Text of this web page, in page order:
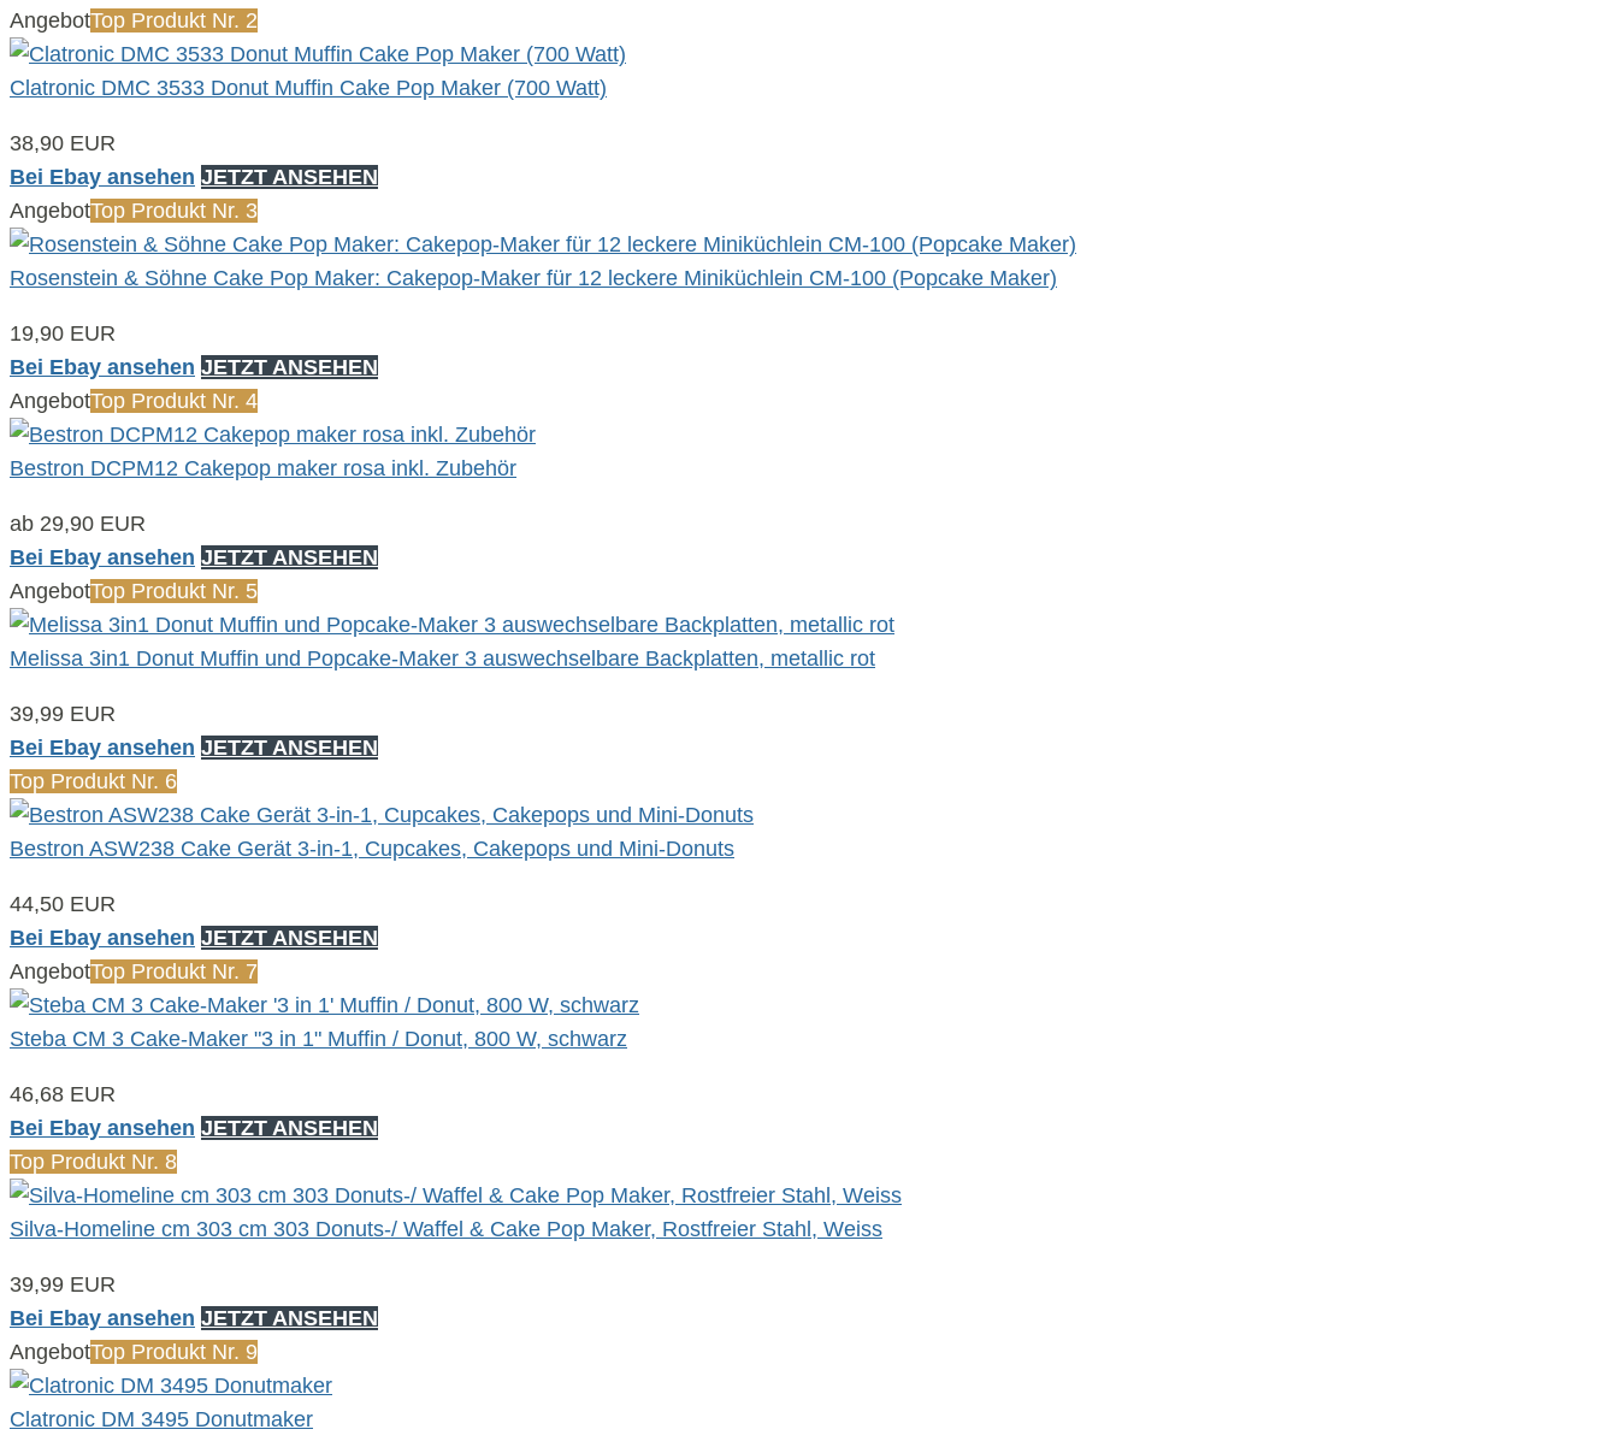
AngebotTop Produkt Nr. 2
Clatronic DMC 3533 Donut Muffin Cake Pop Maker (700 Watt)
38,90 EUR
Bei Ebay ansehen JETZT ANSEHEN
AngebotTop Produkt Nr. 3
Rosenstein & Söhne Cake Pop Maker: Cakepop-Maker für 12 leckere Miniküchlein CM-100 (Popcake Maker)
19,90 EUR
Bei Ebay ansehen JETZT ANSEHEN
AngebotTop Produkt Nr. 4
Bestron DCPM12 Cakepop maker rosa inkl. Zubehör
ab 29,90 EUR
Bei Ebay ansehen JETZT ANSEHEN
AngebotTop Produkt Nr. 5
Melissa 3in1 Donut Muffin und Popcake-Maker 3 auswechselbare Backplatten, metallic rot
39,99 EUR
Bei Ebay ansehen JETZT ANSEHEN
Top Produkt Nr. 6
Bestron ASW238 Cake Gerät 3-in-1, Cupcakes, Cakepops und Mini-Donuts
44,50 EUR
Bei Ebay ansehen JETZT ANSEHEN
AngebotTop Produkt Nr. 7
Steba CM 3 Cake-Maker "3 in 1" Muffin / Donut, 800 W, schwarz
46,68 EUR
Bei Ebay ansehen JETZT ANSEHEN
Top Produkt Nr. 8
Silva-Homeline cm 303 cm 303 Donuts-/ Waffel & Cake Pop Maker, Rostfreier Stahl, Weiss
39,99 EUR
Bei Ebay ansehen JETZT ANSEHEN
AngebotTop Produkt Nr. 9
Clatronic DM 3495 Donutmaker